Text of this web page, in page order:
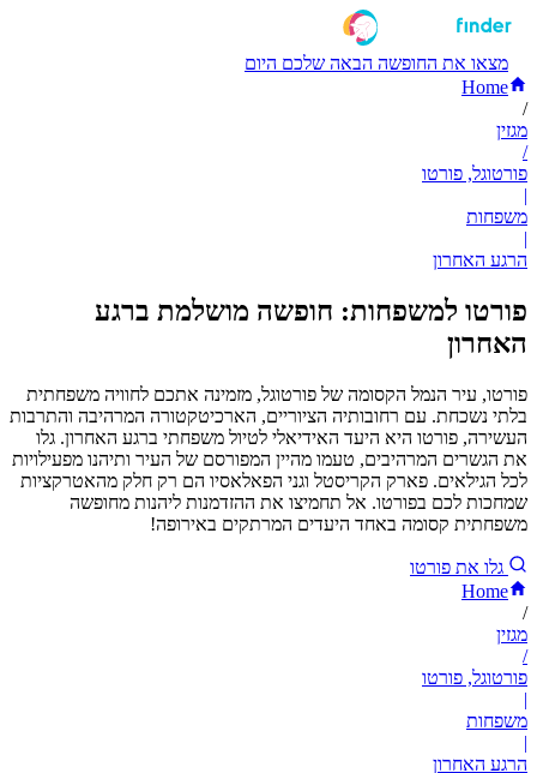
מצאו את החופשה הבאה שלכם היום
Home
/
מגזין
/
פורטוגל, פורטו
|
משפחות
|
הרגע האחרון
פורטו למשפחות: חופשה מושלמת ברגע
האחרון
פורטו, עיר הנמל הקסומה של פורטוגל, מזמינה אתכם לחוויה משפחתית
בלתי נשכחת. עם רחובותיה הציוריים, הארכיטקטורה המרהיבה והתרבות
העשירה, פורטו היא היעד האידיאלי לטיול משפחתי ברגע האחרון. גלו
את הגשרים המרהיבים, טעמו מהיין המפורסם של העיר ותיהנו מפעילויות
לכל הגילאים. פארק הקריסטל וגני הפאלאסיו הם רק חלק מהאטרקציות
שמחכות לכם בפורטו. אל תחמיצו את ההזדמנות ליהנות מחופשה
משפחתית קסומה באחד היעדים המרתקים באירופה!
גלו את פורטו
Home
/
מגזין
/
פורטוגל, פורטו
|
משפחות
|
הרגע האחרון